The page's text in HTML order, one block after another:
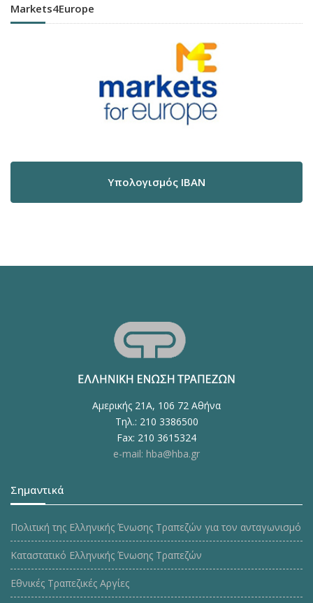
Markets4Europe
Υπολογισμός IBAN
Αμερικής 21Α, 106 72 Αθήνα
Τηλ.: 210 3386500
Fax: 210 3615324
e-mail: hba@hba.gr
Σημαντικά
Πολιτική της Ελληνικής Ένωσης Τραπεζών για τον ανταγωνισμό
Καταστατικό Ελληνικής Ένωσης Τραπεζών
Εθνικές Τραπεζικές Αργίες